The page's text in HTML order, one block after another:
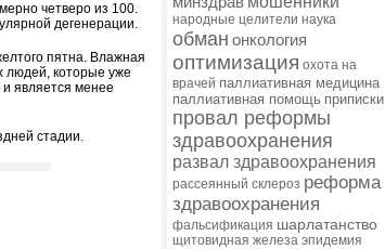
четверо из 100.
дегенерации.
пятна. Влажная
людей, которые уже
является менее
стадии.
народные целители наука
обман онкология
оптимизация охота на
врачей паллиативная медицина
паллиативная помощь приписки
провал реформы
здравоохранения
развал здравоохранения
рассеянный склероз реформа
здравоохранения
фальсификация шарлатанство
щитовидная железа эпидемия